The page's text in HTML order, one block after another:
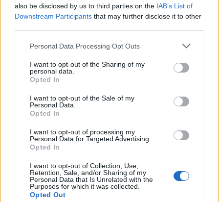
also be disclosed by us to third parties on the IAB’s List of
Downstream Participants that may further disclose it to other
Personal Data Processing Opt Outs
I want to opt-out of the Sharing of my
personal data.
Opted In
I want to opt-out of the Sale of my
Personal Data.
Opted In
I want to opt-out of processing my
Personal Data for Targeted Advertising.
Opted In
I want to opt-out of Collection, Use,
Retention, Sale, and/or Sharing of my
Personal Data that Is Unrelated with the
Purposes for which it was collected.
Opted Out
Harigami
Publicado24 de Septiembre del 2024
Con este salvas la papeleta. Nunca está de más llevarlo en el
Puffy